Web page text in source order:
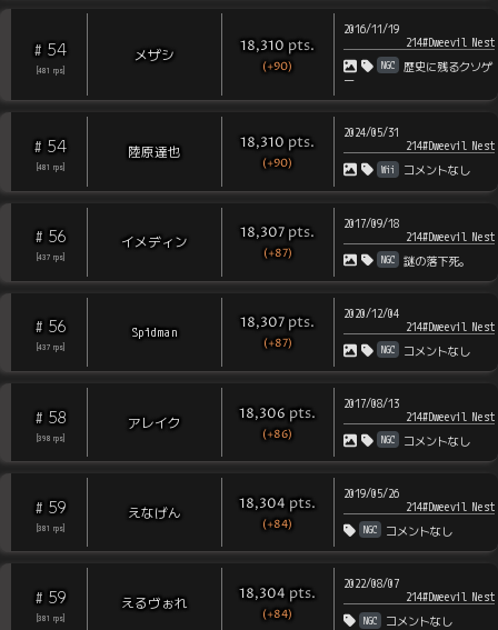
# 54
[481 rps
メザシ 18,310 pts.
(+90)
2016/11/19
214#Dweevil Nest
NGC
歴史に残るクソゲ
ー
# 54
[481 rps
陸原達也 18,310 pts.
(+90)
2024/05/31
214#Dweevil Nest
Wii コメントなし
# 56
[437 rps
イメディン 18,307 pts.
(+87)
2017/09/18
214#Dweevil Nest
NGC 謎の落下死。
# 56
[437 rps
Spidman 18,307 pts.
(+87)
2020/12/04
214#Dweevil Nest
NGC コメントなし
# 58
[398 rps
アレイク 18,306 pts.
(+86)
2017/08/13
214#Dweevil Nest
NGC コメントなし
# 59
[381 rps
えなげん 18,304 pts.
(+84)
2019/05/26
214#Dweevil Nest
NGC コメントなし
# 59
[381 rps
えるヴぉれ 18,304 pts.
(+84)
2022/08/07
214#Dweevil Nest
NGC コメントなし